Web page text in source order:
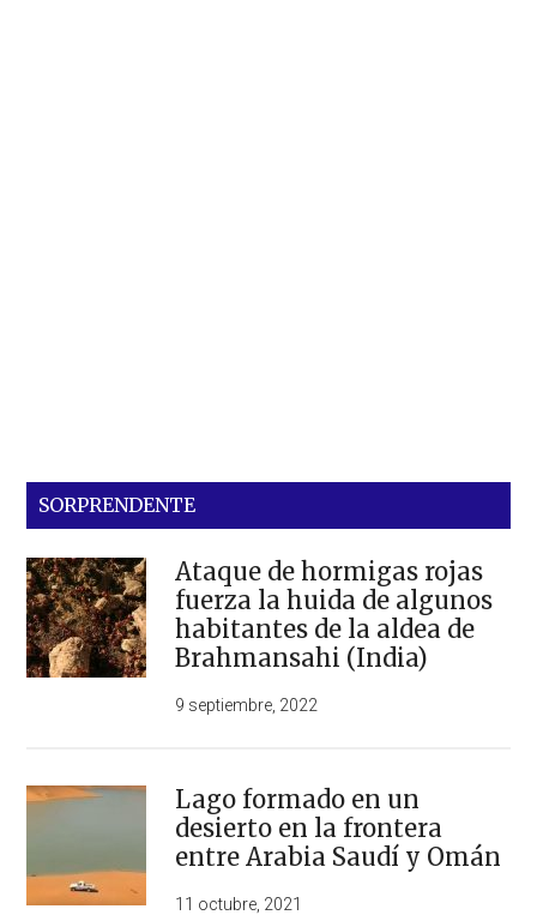
SORPRENDENTE
Ataque de hormigas rojas
fuerza la huida de algunos
habitantes de la aldea de
Brahmansahi (India)
9 septiembre, 2022
Lago formado en un
desierto en la frontera
entre Arabia Saudí y Omán
11 octubre, 2021